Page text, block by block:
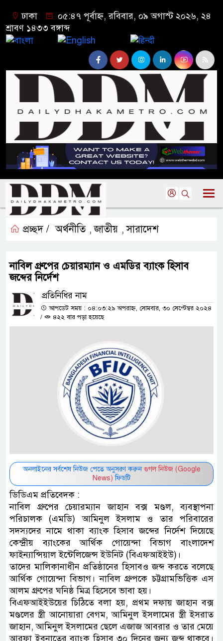
ঢাকা
০৫:৪৭ পূর্বাহ্ন, রবিবার, ০৯ অগাস্ট ২০২৬, ২৪
শ্রাবণ ১৪৩৩ বঙ্গাব্দ
প্রচ্ছদ / অর্থনীতি ,জাতীয় ,সারাদেশ
নাবিল গ্রুপের চেয়ারম্যান ও এমডির ব্যাংক হিসাব
জব্দের নির্দেশ
প্রতিনিধির নাম
আপডেট সময় : ০৪:০৩:২৯ অপরাহ্ন, সোমবার, ৩০ সেপ্টেম্বর ২০২৪
/
৪২২ বার পড়া হয়েছে
অনলাইনের সর্বশেষ নিউজ পেতে অনুসরণ করুন গুগল নিউজ (Google
News) ফিডটি
ডিডিএম প্রতিবেদক :
নাবিল গ্রুপের চেয়ারম্যান জাহান বক্স মণ্ডল, ব্যবস্থাপনা
পরিচালক (এমডি) আমিনুল ইসলাম ও তার পরিবারের
সদস্যদের নামে থাকা ব্যাংক হিসাব জব্দের নির্দেশ দিয়েছে
কেন্দ্রীয় ব্যাংকের আর্থিক গোয়েন্দা বিভাগ বাংলাদেশ
ফাইন্যান্সিয়াল ইন্টেলিজেন্স ইউনিট (বিএফআইইউ)।
তাদের মালিকানাধীন প্রতিষ্ঠানের হিসাবও জব্দ করতে বলেছে
আর্থিক গোয়েন্দা বিভাগ। নাবিল গ্রুপকে চট্টগ্রামভিত্তিক এস
আলম গ্রুপের ঘনিষ্ঠ মিত্র হিসেবে ভাবা হয়।
বিএফআইইউয়ের চিঠিতে বলা হয়, প্রথম দফায় জাহান বক্স
মণ্ডলের স্ত্রী আনোয়ারা বেগম, আমিনুল ইসলামের স্ত্রী ইসরাত
জাহান, আমিনুল ইসলামের ছেলে এজাজ আবরার ও তার মেয়ে
আরফা ইবনাতের ব্যাংক হিসাব ৩০ দিনের জন্য জব্দ থাকবে।